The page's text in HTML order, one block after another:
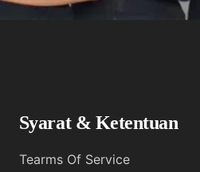
Syarat & Ketentuan
Tearms Of Service